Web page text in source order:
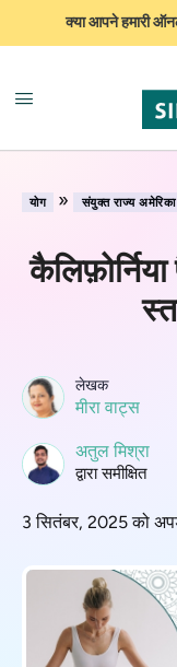
क्या आपने हमारी
योग » संयुक्त राज्य
लेखक
मीरा वाट्स
अतुल मिश्रा
द्वारा समीक्षित
3 सितंबर, 2025 को